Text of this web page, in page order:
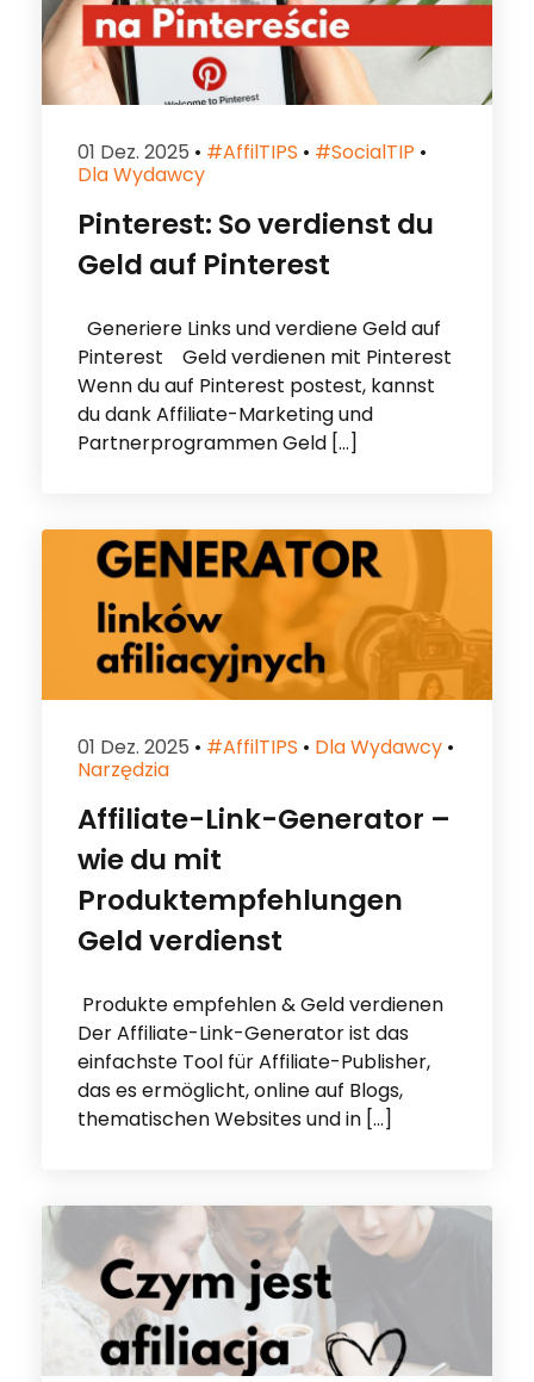
01 Dez. 2025 • #affilTIPS • #socialTIP •
Dla Wydawcy
Pinterest: So verdienst du
Geld auf Pinterest
Generiere Links und verdiene Geld auf
Pinterest Geld verdienen mit Pinterest
Wenn du auf Pinterest postest, kannst
du dank Affiliate-Marketing und
Partnerprogrammen Geld […]
01 Dez. 2025 • #affilTIPS • Dla Wydawcy •
Narzędzia
Affiliate-Link-Generator –
wie du mit
Produktempfehlungen
Geld verdienst
Produkte empfehlen & Geld verdienen
Der Affiliate-Link-Generator ist das
einfachste Tool für Affiliate-Publisher,
das es ermöglicht, online auf Blogs,
thematischen Websites und in […]